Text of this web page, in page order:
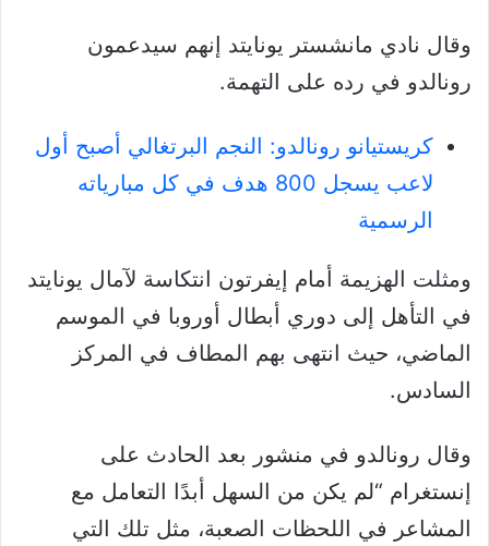
وقال نادي مانشستر يونايتد إنهم سيدعمون
رونالدو في رده على التهمة.
كريستيانو رونالدو: النجم البرتغالي أصبح أول
لاعب يسجل 800 هدف في كل مبارياته
الرسمية
ومثلت الهزيمة أمام إيفرتون انتكاسة لآمال يونايتد
في التأهل إلى دوري أبطال أوروبا في الموسم
الماضي، حيث انتهى بهم المطاف في المركز
السادس.
وقال رونالدو في منشور بعد الحادث على
إنستغرام “لم يكن من السهل أبدًا التعامل مع
المشاعر في اللحظات الصعبة، مثل تلك التي